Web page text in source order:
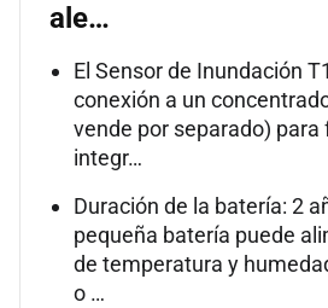
ale…
El Sensor de Inundación
conexión a un
vende por separado) para
integr…
Duración de la batería: 2
pequeña batería puede
de temperatura y
o …